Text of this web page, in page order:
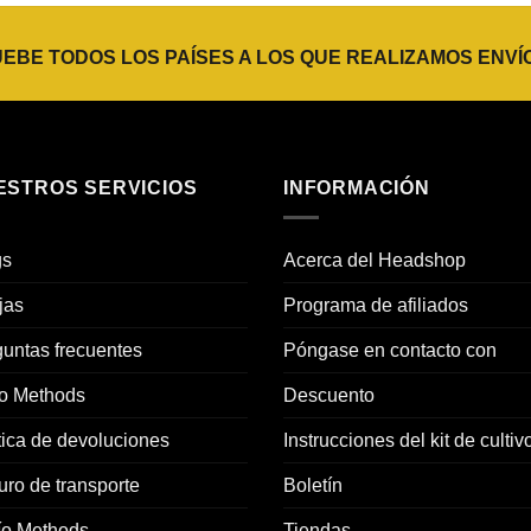
€15,75
TODOS LOS PAÍSES A LOS QUE REALIZAMOS
SERVICIOS
frecuentes
Methods
de devoluciones
de transporte
INFORMACIÓN
Acerca del Headshop
Programa de afiliados
Póngase en contacto con
Descuento
Instrucciones del kit de
Boletín